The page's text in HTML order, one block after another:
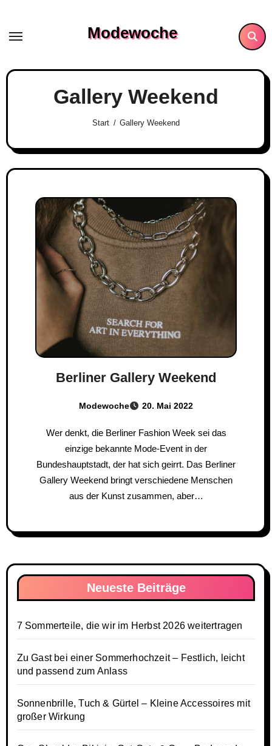
content
Modewoche
Gallery Weekend
Start Gallery Weekend
Berliner Gallery Weekend
Modewoche 20. Mai 2022
Wer denkt, die Berliner Fashion Week sei das
einzige bekannte Mode-Event in der
Bundeshauptstadt, der hat sich geirrt. Das Berliner
Gallery Weekend bringt verschiedene Menschen
aus der Kunst zusammen, aber…
Neueste Beiträge
7 Sommerteile, die wir im Herbst 2026 weitertragen
Zu Gast bei einer Sommerhochzeit – Festlich, leicht
und passend zum Anlass
Sonnenbrille, Tuch & Gürtel – Kleine Accessoires mit
großer Wirkung